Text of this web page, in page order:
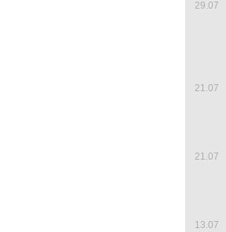
29.07
21.07
21.07
13.07